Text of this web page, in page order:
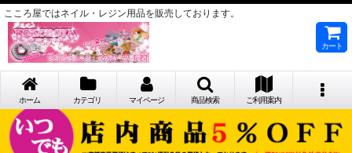
こころ屋ではネイル・レジン用品を販売しております。
カート
ホーム カテゴリ マイページ 商品検索 ご利用案内